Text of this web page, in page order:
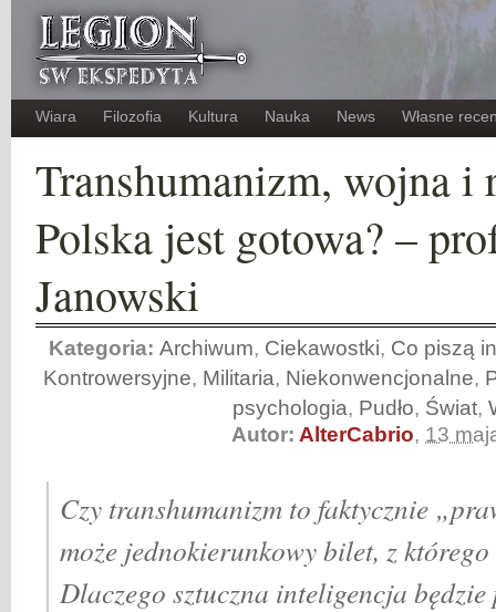
Wiara Filozofia Kultura Nauka News Własne
Transhumanizm, wojna i
Polska jest gotowa? –
Janowski
Kategoria: Archiwum, Ciekawostki, Co piszą
Kontrowersyjne, Militaria, Niekonwencjonalne,
psychologia, Pudło, Świat,
Autor: AlterCabrio, 13
Czy transhumanizm to faktycznie
może jednokierunkowy bilet, z
Dlaczego sztuczna inteligencja będzie